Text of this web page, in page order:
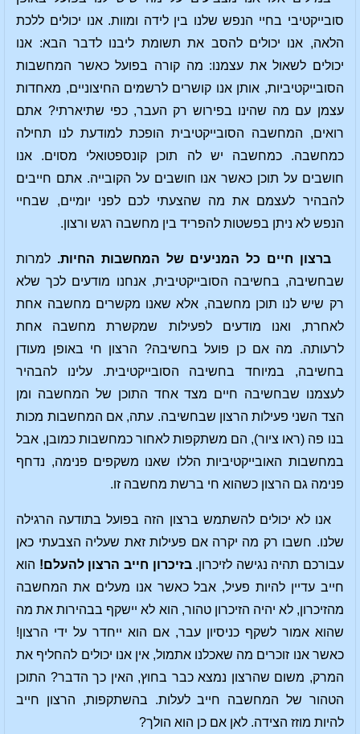
סובייקטיבי בחיי הנפש שלנו בין לידה ומוות. אנו יכולים ללכת
הלאה, אנו יכולים להסב את תשומת ליבנו לדבר הבא: אנו
יכולים לשאול את עצמנו: מה קורה בפועל כאשר המחשבות
הסובייקטיביות, אותן אנו קושרים לרשמים החיצוניים, מאחדות
עצמן עם מה שהינו בפירוש רק העבר, כפי שתיארתי? אתם
רואים, המחשבה הסובייקטיבית הופכת למודעת לנו תחילה
כמחשבה. כמחשבה יש לה תוכן קונספטואלי מסוים. אנו
חושבים על תוכן כאשר אנו חושבים על הקובייה. אתם חייבים
להבהיר לעצמם את מה שהצעתי לכם לפני יומיים, שבחיי
הנפש לא ניתן בפשטות להפריד בין מחשבה רגש ורצון.
ברצון חיים כל המניעים של המחשבות החיות. למרות
שבחשיבה, בחשיבה הסובייקטיבית, אנחנו מודעים לכך שלא
רק שיש לנו תוכן מחשבה, אלא שאנו מקשרים מחשבה אחת
לאחרת, ואנו מודעים לפעילות שמקשרת מחשבה אחת
לרעותה. מה אם כן פועל בחשיבה? הרצון חי באופן מעודן
בחשיבה, במיוחד בחשיבה הסובייקטיבית. עלינו להבהיר
לעצמנו שבחשיבה חיים מצד אחד התוכן של המחשבה ומן
הצד השני פעילות הרצון שבחשיבה. עתה, אם המחשבות מכות
בנו פה (ראו ציור), הם משתקפות לאחור כמחשבות כמובן, אבל
במחשבות האובייקטיביות הללו שאנו משקפים פנימה, נדחף
פנימה גם הרצון כשהוא חי ברשת מחשבה זו.
אנו לא יכולים להשתמש ברצון הזה בפועל בתודעה הרגילה
שלנו. חשבו רק מה יקרה אם פעילות זאת שעליה הצבעתי כאן
עבורכם תהיה נגישה לזיכרון.בזיכרון חייב הרצון להעלם! הוא
חייב עדיין להיות פעיל, אבל כאשר אנו מעלים את המחשבה
מהזיכרון, לא יהיה הזיכרון טהור, הוא לא יישקף בבהירות את מה
שהוא אמור לשקף כניסיון עבר, אם הוא ייחדר על ידי הרצון!
כאשר אנו זוכרים מה שאכלנו אתמול, אין אנו יכולים להחליף את
המרק, משום שהרצון נמצא כבר בחוץ, האין כך הדבר? התוכן
הטהור של המחשבה חייב לעלות. בהשתקפות, הרצון חייב
להיות מוזז הצידה. לאן אם כן הוא הולך?